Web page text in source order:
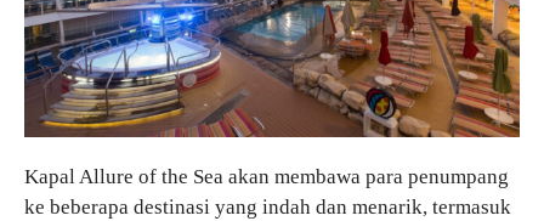
Kapal Allure of the Sea akan membawa para penumpang
ke beberapa destinasi yang indah dan menarik, termasuk